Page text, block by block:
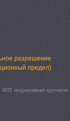
разрешение
предел)
подразумевает круговую